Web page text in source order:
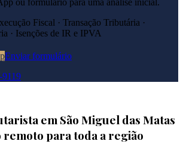
ou formulário para uma análise inicial.
Fiscal · Transação Tributária ·
· Isenções de IR e IPVA
Enviar formulário
em São Miguel das Matas
para toda a região